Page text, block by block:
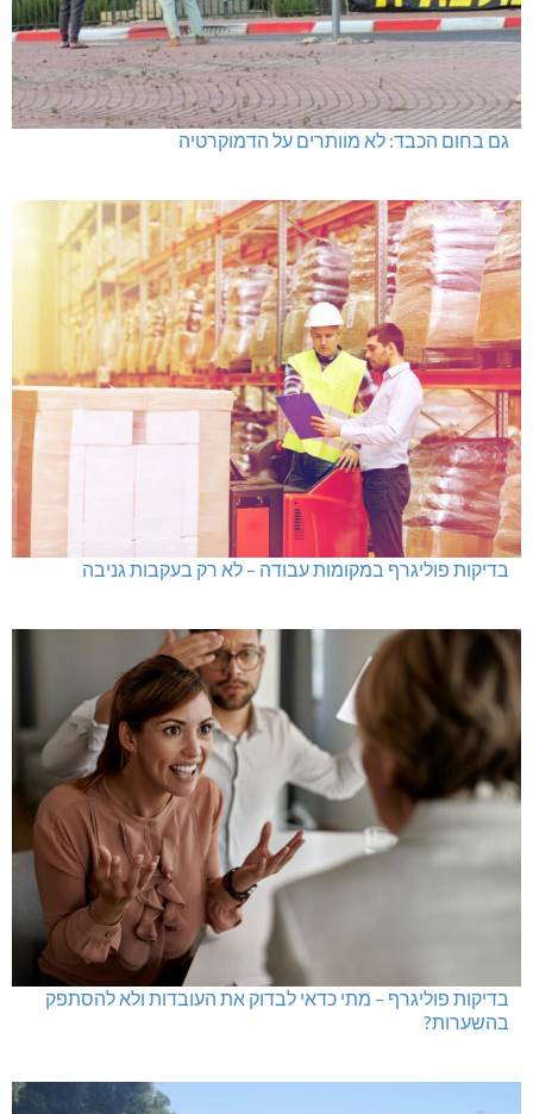
גם בחום הכבד: לא מוותרים על הדמוקרטיה
בדיקות פוליגרף במקומות עבודה – לא רק בעקבות גניבה
בדיקות פוליגרף – מתי כדאי לבדוק את העובדות ולא להסתפק
בהשערות?